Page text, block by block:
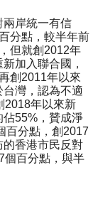
兩岸統一有信
分點，較半年前
但就創2012年
加入聯合國，
創2011年以來
灣，認為不適
2018年以來新
55%，贊成淨
百分點，創2017
香港市民反對
個百分點，與半